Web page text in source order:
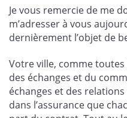
Facebook
X
LinkedIn
Je vous remercie de me
m’adresser à vous
dernièrement l’objet de
Votre ville, comme
des échanges et du
échanges et des
dans l’assurance que